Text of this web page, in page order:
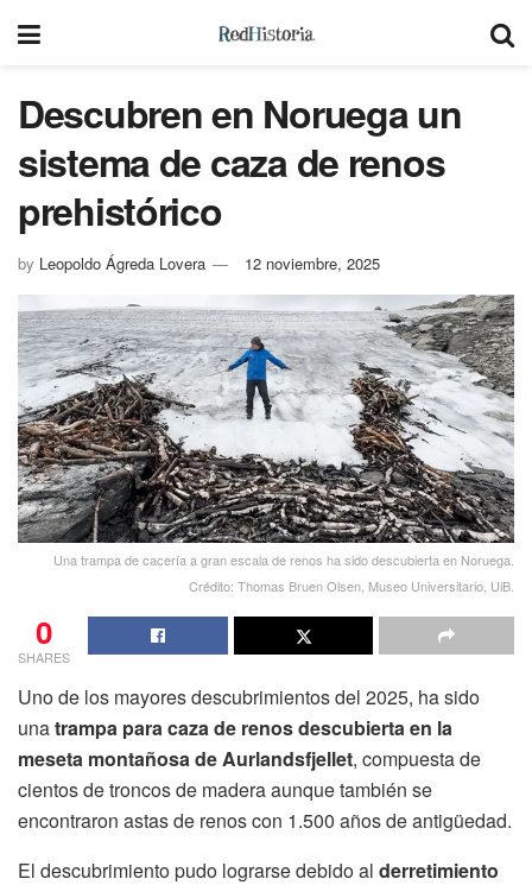
Descubren en Noruega un
sistema de caza de renos
prehistórico
by Leopoldo Ágreda Lovera 12 noviembre, 2025
Una trampa de cacería a gran escala de renos ha sido descubierta en Noruega.
Crédito: Thomas Bruen Olsen, Museo Universitario, UiB.
0
SHARES
Uno de los mayores descubrimientos del 2025, ha sido
unatrampa para caza de renos descubierta en la
meseta montañosa de Aurlandsfjellet, compuesta de
cientos de troncos de madera aunque también se
encontraron astas de renos con 1.500 años de antigüedad.
El descubrimiento pudo lograrse debido al derretimiento